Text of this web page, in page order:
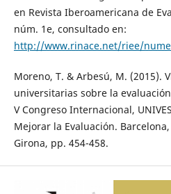
en Revista Iberoamericana de
núm. 1e, consultado en:
http://www.rinace.net/riee/
Moreno, T. & Arbesú, M. (2015).
universitarias sobre la
V Congreso Internacional,
Mejorar la Evaluación.
Girona, pp. 454-458.